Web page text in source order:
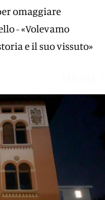
omaggiare
- «Volevamo
e il suo vissuto»